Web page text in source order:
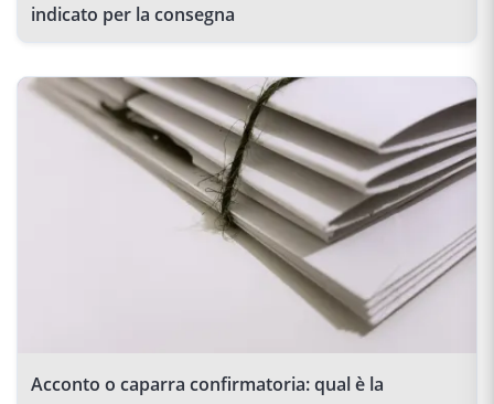
indicato per la consegna
Acconto o caparra confirmatoria: qual è la